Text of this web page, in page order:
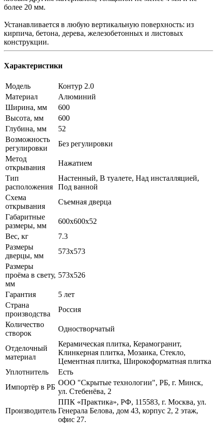
более 20 мм.
Устанавливается в любую вертикальную поверхность: из
кирпича, бетона, дерева, железобетонных и листовых
конструкции.
Характеристики
Модель
Контур 2.0
Материал
Алюминий
Ширина, мм
600
Высота, мм
600
Глубина, мм
52
Возможность
регулировки
Без регулировки
Метод
открывания
Нажатием
Тип
расположения
Настенный, В туалете, Над инсталляцией,
Под ванной
Схема
открывания
Съемная дверца
Габаритные
размеры, мм
600x600x52
Вес, кг
7.3
Размеры
дверцы, мм
573x573
Размеры
проёма в свету,
мм
573x526
Гарантия
5 лет
Страна
производства
Россия
Количество
створок
Одностворчатый
Отделочный
материал
Керамическая плитка, Керамогранит,
Клинкерная плитка, Мозаика, Стекло,
Цементная плитка, Широкоформатная плитка
Уплотнитель
Есть
Импортёр в РБ
ООО "Скрытые технологии", РБ, г. Минск,
ул. Стебенёва, 2
Производитель
ППК «Практика», РФ, 115583, г. Москва, ул.
Генерала Белова, дом 43, корпус 2, 2 этаж,
офис 27.